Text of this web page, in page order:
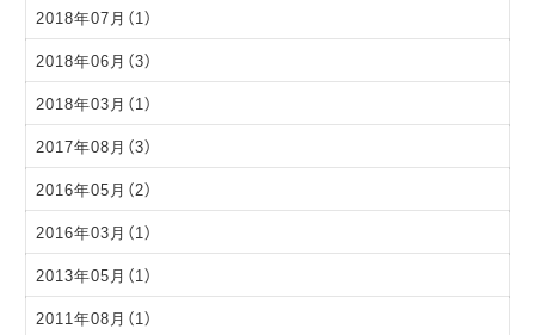
2018年07月（1）
2018年06月（3）
2018年03月（1）
2017年08月（3）
2016年05月（2）
2016年03月（1）
2013年05月（1）
2011年08月（1）